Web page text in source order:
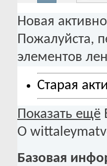
Новая
Пожалуйста,
элементов
Старая
Показать ещё
О
Базовая